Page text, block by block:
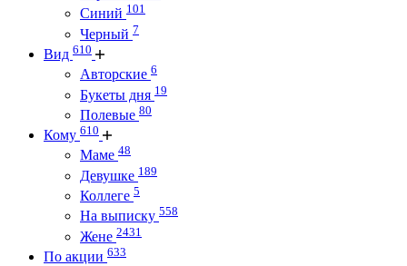
Синий 101
Черный 7
Вид 610
Авторские 6
Букеты дня 19
Полевые 80
Кому 610
Маме 48
Девушке 189
Коллеге 5
На выписку 558
Жене 2431
По акции 633